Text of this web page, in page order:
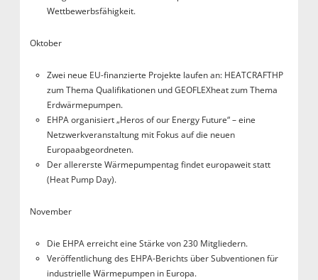
Wettbewerbsfähigkeit.
Oktober
Zwei neue EU-finanzierte Projekte laufen an: HEATCRAFTHP
zum Thema Qualifikationen und GEOFLEXheat zum Thema
Erdwärmepumpen.
EHPA organisiert „Heros of our Energy Future“ – eine
Netzwerkveranstaltung mit Fokus auf die neuen
Europaabgeordneten.
Der allererste Wärmepumpentag findet europaweit statt
(Heat Pump Day).
November
Die EHPA erreicht eine Stärke von 230 Mitgliedern.
Veröffentlichung des EHPA-Berichts über Subventionen für
industrielle Wärmepumpen in Europa.